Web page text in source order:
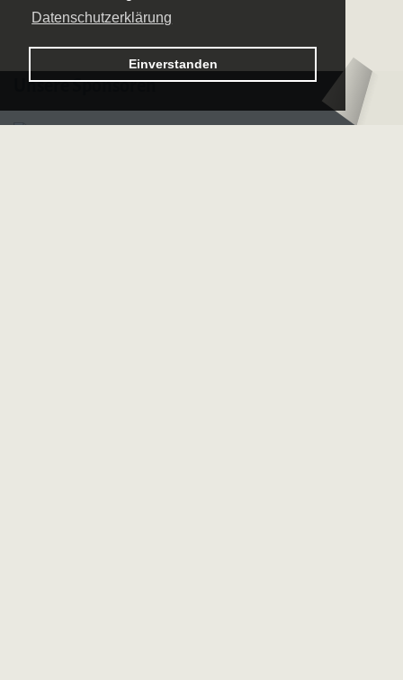
Datenschutzerklärung
Einverstanden
Logo
–
Bläserphilharmonie
Logo
Deutsche
Unsere Sponsoren